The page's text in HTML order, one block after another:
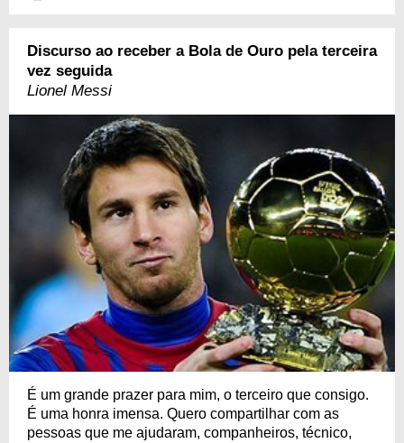
Discurso ao receber a Bola de Ouro pela terceira
vez seguida
Lionel Messi
É um grande prazer para mim, o terceiro que consigo.
É uma honra imensa. Quero compartilhar com as
pessoas que me ajudaram, companheiros, técnico,